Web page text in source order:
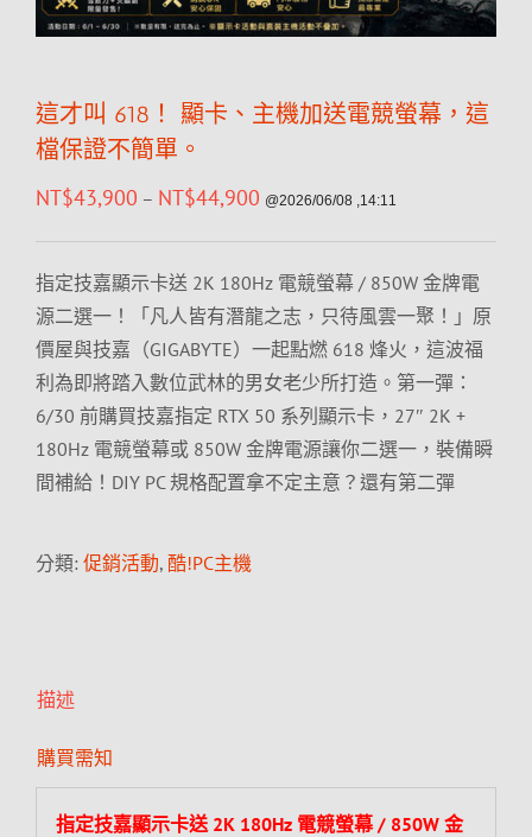
這才叫 618！ 顯卡、主機加送電競螢幕，這
檔保證不簡單。
NT$43,900 – NT$44,900 @2026/06/08 ,14:11
指定技嘉顯示卡送 2K 180Hz 電競螢幕 / 850W 金牌電
源二選一！「凡人皆有潛龍之志，只待風雲一聚！」原
價屋與技嘉（GIGABYTE）一起點燃 618 烽火，這波福
利為即將踏入數位武林的男女老少所打造。第一彈：
6/30 前購買技嘉指定 RTX 50 系列顯示卡，27″ 2K +
180Hz 電競螢幕或 850W 金牌電源讓你二選一，裝備瞬
間補給！DIY PC 規格配置拿不定主意？還有第二彈
分類: 促銷活動, 酷!PC主機
描述
購買需知
指定技嘉顯示卡送 2K 180Hz 電競螢幕 / 850W 金